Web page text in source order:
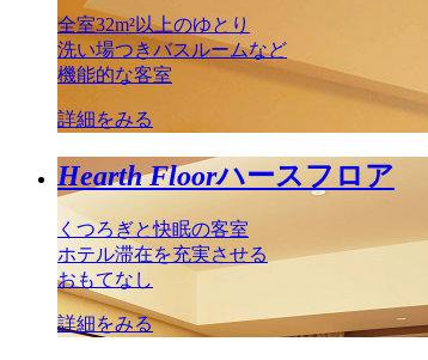
全室32m²以上のゆとり
洗い場つきバスルームなど
機能的な客室
詳細をみる
Hearth Floorハースフロア
くつろぎと快眠の客室
ホテル滞在を充実させる
おもてなし
詳細をみる